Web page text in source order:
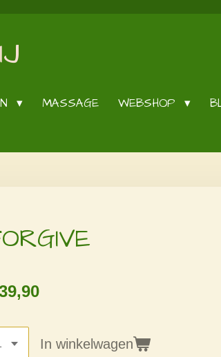
MASSAGE WEBSHOP
In winkelwagen